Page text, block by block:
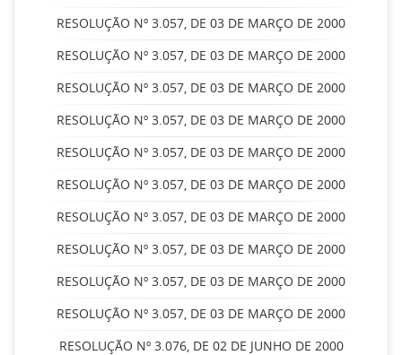
RESOLUÇÃO Nº 3.057, DE 03 DE MARÇO DE 2000
RESOLUÇÃO Nº 3.057, DE 03 DE MARÇO DE 2000
RESOLUÇÃO Nº 3.057, DE 03 DE MARÇO DE 2000
RESOLUÇÃO Nº 3.057, DE 03 DE MARÇO DE 2000
RESOLUÇÃO Nº 3.057, DE 03 DE MARÇO DE 2000
RESOLUÇÃO Nº 3.057, DE 03 DE MARÇO DE 2000
RESOLUÇÃO Nº 3.057, DE 03 DE MARÇO DE 2000
RESOLUÇÃO Nº 3.057, DE 03 DE MARÇO DE 2000
RESOLUÇÃO Nº 3.057, DE 03 DE MARÇO DE 2000
RESOLUÇÃO Nº 3.057, DE 03 DE MARÇO DE 2000
RESOLUÇÃO Nº 3.076, DE 02 DE JUNHO DE 2000